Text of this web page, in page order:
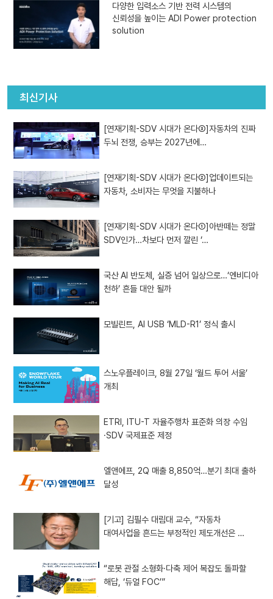
다양한 입력소스 기반 전력 시스템의
신뢰성을 높이는 ADI Power protection
solution
최신기사
[연재기획-SDV 시대가 온다③]자동차의 진짜
두뇌 전쟁, 승부는 2027년에…
[연재기획-SDV 시대가 온다②]업데이트되는
자동차, 소비자는 무엇을 지불하나
[연재기획-SDV 시대가 온다①]아반떼는 정말
SDV인가…차보다 먼저 깔린 ‘…
국산 AI 반도체, 실증 넘어 일상으로…‘엔비디아
천하’ 흔들 대안 될까
모빌린트, AI USB ‘MLD-R1’ 정식 출시
스노우플레이크, 8월 27일 ‘월드 투어 서울’
개최
ETRI, ITU-T 자율주행차 표준화 의장 수임
·SDV 국제표준 제정
엘앤에프, 2Q 매출 8,850억…분기 최대 출하
달성
[기고] 김필수 대림대 교수, “자동차
대여사업을 흔드는 부정적인 제도개선은 …
“로봇 관절 소형화·다축 제어 복잡도 돌파할
해답, ‘듀얼 FOC’”